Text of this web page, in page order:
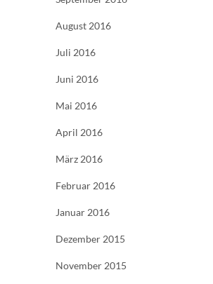
August 2016
Juli 2016
Juni 2016
Mai 2016
April 2016
März 2016
Februar 2016
Januar 2016
Dezember 2015
November 2015